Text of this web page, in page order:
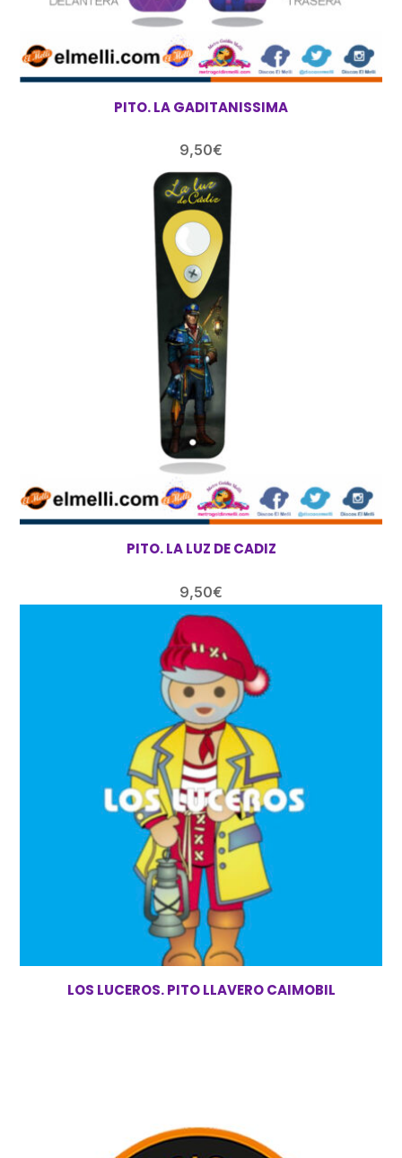
PITO. LA GADITANISSIMA
9,50€
PITO. LA LUZ DE CADIZ
9,50€
LOS LUCEROS. PITO LLAVERO CAIMOBIL